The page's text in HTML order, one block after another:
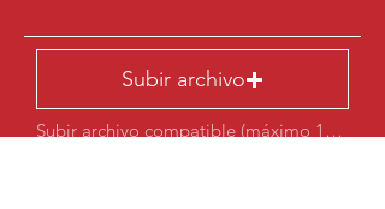
Subir archivo
Subir archivo compatible (máximo 15 MB)